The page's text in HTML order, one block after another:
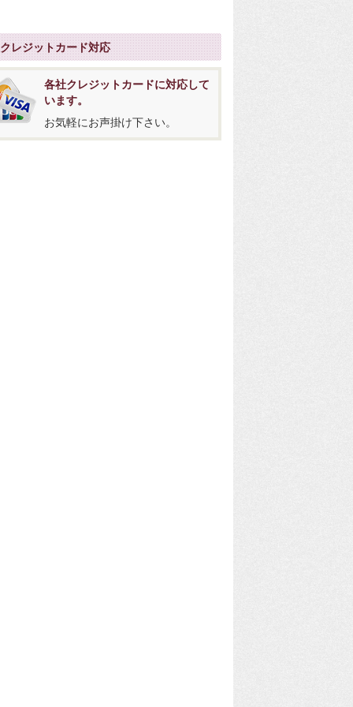
レジットカード対応
各社クレジットカードに対応して
います。
お気軽にお声掛け下さい。